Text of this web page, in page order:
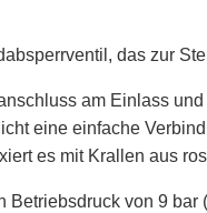
das zur
am Einlass
eine einfache
es mit Krallen aus
Betriebsdruck von 9